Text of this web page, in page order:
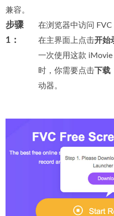
兼容。
步骤
1：
在浏览器中访问 FVC
在主界面上点击开始
一次使用这款
时，你需要点击 下
动器。